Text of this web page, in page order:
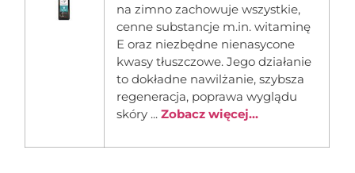
na zimno zachowuje wszystkie,
cenne substancje m.in. witaminę
E oraz niezbędne nienasycone
kwasy tłuszczowe. Jego działanie
to dokładne nawilżanie, szybsza
regeneracja, poprawa wyglądu
skóry ...Zobacz więcej...